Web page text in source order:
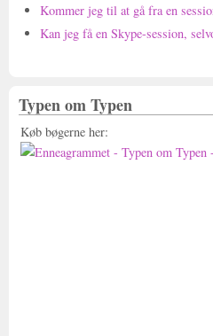
Kommer jeg til at gå fra en
Kan jeg få en Skype-session,
Typen om Typen
Køb bøgerne her:
Køb bøgerne her: